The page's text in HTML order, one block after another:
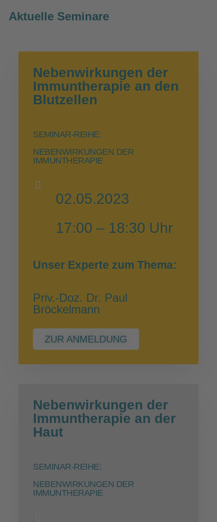
Aktuelle Seminare
Nebenwirkungen der
Immuntherapie an den
Blutzellen
SEMINAR-REIHE:
NEBENWIRKUNGEN DER
IMMUNTHERAPIE
02.05.2023
17:00 – 18:30 Uhr
Unser Experte zum Thema:
Priv.-Doz. Dr. Paul
Bröckelmann
ZUR ANMELDUNG
Nebenwirkungen der
Immuntherapie an der
Haut
SEMINAR-REIHE:
NEBENWIRKUNGEN DER
IMMUNTHERAPIE